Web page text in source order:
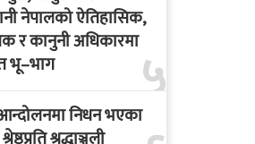
५
नेपालको ऐतिहासिक,
र कानुनी अधिकारमा
भू–भाग
निधन भएका